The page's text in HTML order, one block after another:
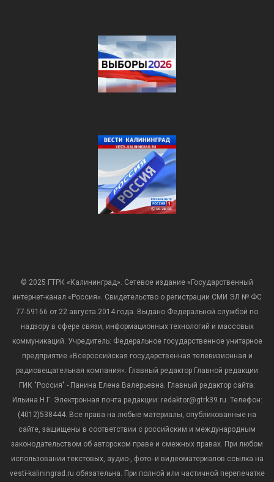
© 2025 ГТРК «Калининград». Сетевое издание «Государственный
интернет-канал «Россия». Свидетельство о регистрации СМИ ЭЛ № ФС
77-59166 от 22 августа 2014 года. Выдано Федеральной службой по
надзору в сфере связи, информационных технологий и массовых
коммуникаций. Учредитель: Федеральное государственное унитарное
предприятие «Всероссийская государственная телевизионная и
радиовещательная компания». Главный редактор Главной редакции
ГИК "Россия" - Панина Елена Валерьевна. Главный редактор сайта:
Ильина Н.Г. Электронная почта редакции: redaktor@gtrk39.ru. Телефон:
(4012)538444. Все права на любые материалы, опубликованные на
сайте, защищены в соответствии с российским и международным
законодательством об авторском праве и смежных правах. При любом
использовании текстовых, аудио-, фото- и видеоматериалов ссылка на
vesti-kaliningrad.ru обязательна. При полной или частичной перепечатке